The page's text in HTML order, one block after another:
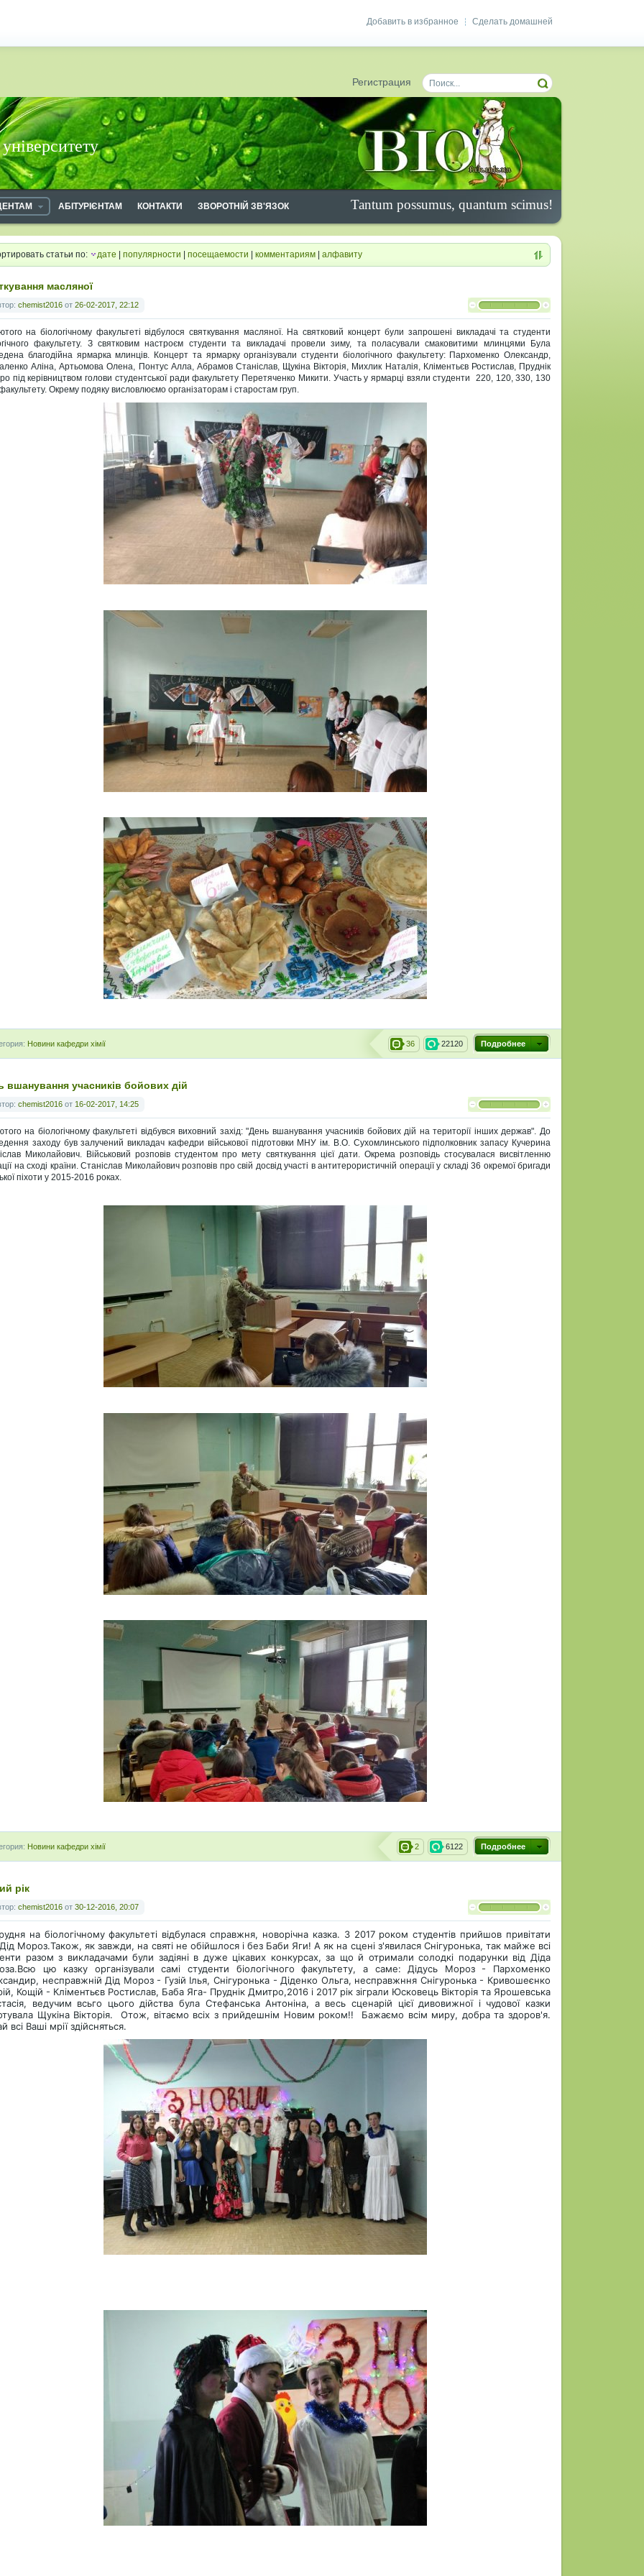
Сделать домашней
Добавить в избранное
Регистрация
Tantum possumus, quantum scimus!
АБІТУРІЄНТАМ КОНТАКТИ ЗВОРОТНІЙ ЗВ'ЯЗОК
статьи по: дате популярности посещаемости комментариям алфавиту
масляної
chemist2016 от 26-02-2017, 22:12
на біологічному факультеті відбулося святкування масляної. На святковий концерт були запрошені викладачі та студенти
факультету. З святковим настроєм студенти та викладачі провели зиму, та поласували смаковитими млинцями Була
благодійна ярмарка млинців. Концерт та ярмарку організували студенти біологічного факультету: Пархоменко Олександр,
Аліна, Артьомова Олена, Понтус Алла, Абрамов Станіслав, Щукіна Вікторія, Михлик Наталія, Кліментьєв Ростислав, Пруднік
під керівництвом голови студентської ради факультету Перетяченко Микити. Участь у ярмарці взяли студенти 220, 120, 330, 130
Окрему подяку висловлюємо організаторам і старостам груп.
Подробнее
22120
36
Новини кафедри хімії
вшанування учасників бойових дій
chemist2016 от 16-02-2017, 14:25
на біологічному факультеті відбувся виховний захід: "День вшанування учасників бойових дій на території інших держав". До
заходу був залучений викладач кафедри військової підготовки МНУ ім. В.О. Сухомлинського підполковник запасу Кучерина
Миколайович. Військовий розповів студентом про мету святкування цієї дати. Окрема розповідь стосувалася висвітленню
на сході країни. Станіслав Миколайович розповів про свій досвід участі в антитерористичній операції у складі 36 окремої бригади
піхоти у 2015-2016 роках.
Подробнее
6122
2
Новини кафедри хімії
рік
chemist2016 от 30-12-2016, 20:07
на біологічному факультеті відбулася справжня, новорічна казка. З2017 роком студентів прийшов привітати
Мороз.Також, як завжди, на святі не обійшлося і без Баби Яги! А як на сцені з'явилася Снігуронька, так майже всі
разом з викладачами були задіяні в дуже цікавих конкурсах, за що й отримали солодкі подарунки від Діда
цю казку організували самі студенти біологічного факультету, а саме: Дідусь Мороз - Пархоменко
несправжній Дід Мороз - Гузій Ілья, Снігуронька - Діденко Ольга, несправжння Снігуронька - Кривошеєнко
Кощій - Кліментьєв Ростислав, Баба Яга- Пруднік Дмитро,2016 і 2017 рік зіграли Юсковець Вікторія та Ярошевська
ведучим всьго цього дійства була Стефанська Антоніна, а весь сценарій цієї дивовижної і чудової казки
Щукіна Вікторія. Отож, вітаємо всіх з прийдешнім Новим роком!!
Бажаємо всім миру, добра та здоров'я.
всі Ваші мрії здійсняться.